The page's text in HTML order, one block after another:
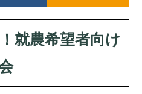
就農希望者向け